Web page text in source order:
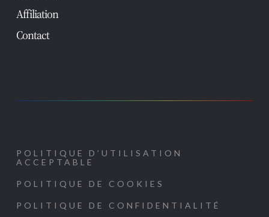
Affiliation
Contact
POLITIQUE D’UTILISATION
ACCEPTABLE
POLITIQUE DE COOKIES
POLITIQUE DE CONFIDENTIALITÉ